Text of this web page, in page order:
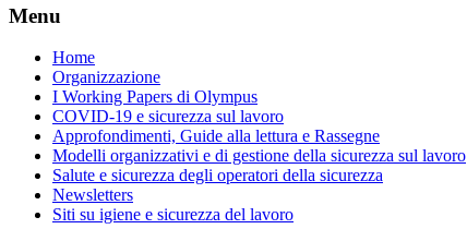
Menu
Home
Organizzazione
I Working Papers di Olympus
COVID-19 e sicurezza sul lavoro
Approfondimenti, Guide alla lettura e Rassegne
Modelli organizzativi e di gestione della sicurezza sul lavoro
Salute e sicurezza degli operatori della sicurezza
Newsletters
Siti su igiene e sicurezza del lavoro